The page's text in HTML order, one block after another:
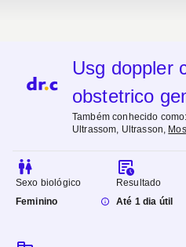
Usg doppler
obstetrico
Também conhecido como:
Ultrassom, Ultrasson,
Sexo biológico
Feminino
Resultado
Até 1 dia útil